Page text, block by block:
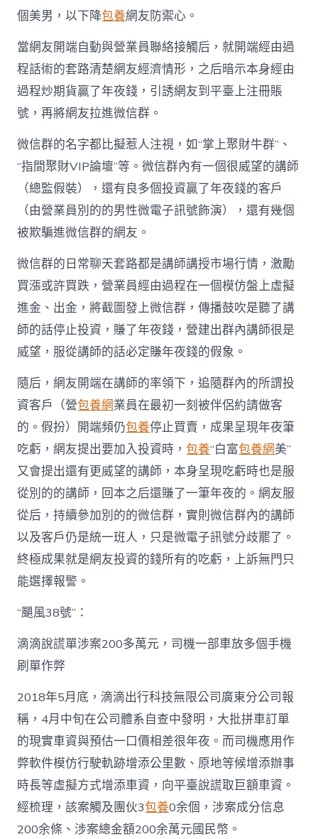
個美男，以下降包養網友防禦心。
當網友開端自動與營業員聯絡接觸后，就開端經由過
程話術的套路清楚網友經濟情形，之后暗示本身經由
過程炒期貨贏了年夜錢，引誘網友到平臺上注冊賬
號，再將網友拉進微信群。
微信群的名字都比擬惹人注視，如“掌上聚財牛群”、
“指間聚財VIP論壇”等。微信群內有一個很威望的講師
（總監假裝），還有良多個投資贏了年夜錢的客戶
（由營業員別的的男性微電子訊號飾演），還有幾個
被欺騙進微信群的網友。
微信群的日常聊天套路都是講師講授市場行情，激勵
買漲或許買跌，營業員經由過程在一個模仿盤上虛擬
進金、出金，將截圖發上微信群，傳播鼓吹是聽了講
師的話停止投資，賺了年夜錢，營建出群內講師很是
威望，服從講師的話必定賺年夜錢的假象。
隨后，網友開端在講師的率領下，追隨群內的所謂投
資客戶（營包養網業員在最初一刻被伴侶約請做客
的。假扮）開端頻仍包養停止買賣，成果呈現年夜筆
吃虧，網友提出要加入投資時，包養“白富包養網美”
又會提出還有更威望的講師，本身呈現吃虧時也是服
從別的的講師，回本之后還賺了一筆年夜的。網友服
從后，持續參加別的的微信群，實則微信群內的講師
以及客戶仍是統一班人，只是微電子訊號分歧罷了。
終極成果就是網友投資的錢所有的吃虧，上訴無門只
能選擇報警。
“颶風38號”：
滴滴說謊單涉案200多萬元，司機一部車放多個手機
刷單作弊
2018年5月底，滴滴出行科技無限公司廣東分公司報
稱，4月中旬在公司體系自查中發明，大批拼車訂單
的現實車資與預估一口價相差很年夜。而司機應用作
弊軟件模仿行駛軌跡增添公里數、原地等候增添辦事
時長等虛擬方式增添車資，向平臺說謊取巨額車資。
經梳理，該案觸及團伙3包養0余個，涉案成分信息
200余條、涉案總金額200余萬元國民幣。